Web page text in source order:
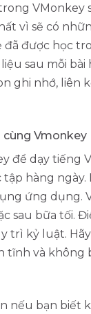
VMonkey
vì sẽ có
đã được học
sau mỗi bài
ghi nhớ, liên
cùng Vmonkey
để dạy tiếng
hàng
ứng dụng.
sau bữa tối.
trì kỷ luật.
tĩnh và không
nếu bạn biết